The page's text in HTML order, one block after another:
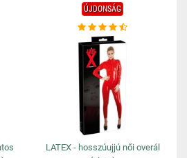
ÚJDONSÁG
LATEX - hosszúujjú női overál